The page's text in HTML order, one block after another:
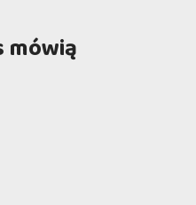
mówią